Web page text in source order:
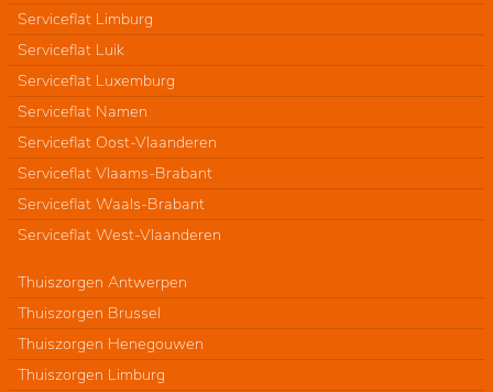
Serviceflat Limburg
Serviceflat Luik
Serviceflat Luxemburg
Serviceflat Namen
Serviceflat Oost-Vlaanderen
Serviceflat Vlaams-Brabant
Serviceflat Waals-Brabant
Serviceflat West-Vlaanderen
Thuiszorgen Antwerpen
Thuiszorgen Brussel
Thuiszorgen Henegouwen
Thuiszorgen Limburg